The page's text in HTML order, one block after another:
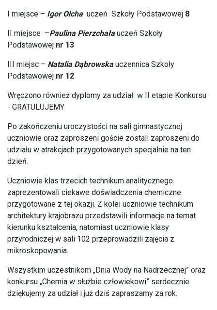
I miejsce – Igor Olcha uczeń Szkoły Podstawowej 8
II miejsce –Paulina Pierzchałauczeń Szkoły
Podstawowej nr 13
III miejsc – Natalia Dąbrowskauczennica Szkoły
Podstawowej nr 12
Wręczono również dyplomy za udział w II etapie Konkursu
- GRATULUJEMY
Po zakończeniu uroczystości na sali gimnastycznej
uczniowie oraz zaproszeni goście zostali zaproszeni do
udziału w atrakcjach przygotowanych specjalnie na ten
dzień.
Uczniowie klas trzecich technikum analitycznego
zaprezentowali ciekawe doświadczenia chemiczne
przygotowane z tej okazji. Z kolei uczniowie technikum
architektury krajobrazu przedstawili informacje na temat
kierunku kształcenia, natomiast uczniowie klasy
przyrodniczej w sali 102 przeprowadzili zajęcia z
mikroskopowania.
Wszystkim uczestnikom „Dnia Wody na Nadrzecznej” oraz
konkursu „Chemia w służbie człowiekowi” serdecznie
dziękujemy za udział i już dziś zapraszamy za rok.